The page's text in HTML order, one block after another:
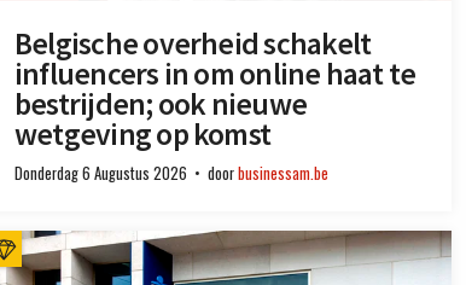
Belgische overheid schakelt
influencers in om online haat te
bestrijden; ook nieuwe
wetgeving op komst
Donderdag 6 Augustus 2026 doorbusinessam.be